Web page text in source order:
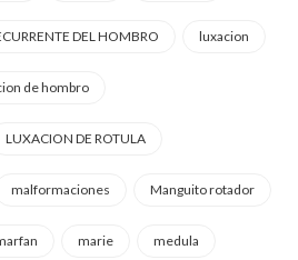
DEL HOMBRO luxacion
de hombro
LUXACION DE ROTULA
malformaciones Manguito rotador
marie medula